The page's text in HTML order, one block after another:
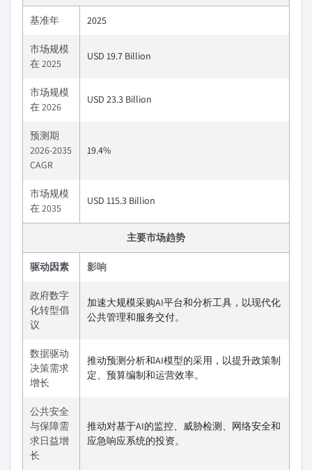
基准年 2025
市场规模
在 2025
USD 19.7 Billion
市场规模
在 2026
USD 23.3 Billion
预测期
2026-2035
CAGR
19.4%
市场规模
在 2035
USD 115.3 Billion
主要市场趋势
驱动因素 影响
政府数字
化转型倡
议
加速大规模采购AI平台和分析工具，以现代化
公共管理和服务交付。
数据驱动
决策需求
增长
推动预测分析和AI模型的采用，以提升政策制
定、预算编制和运营效率。
公共安全
与保障需
求日益增
长
推动对基于AI的监控、威胁检测、网络安全和
应急响应系统的投资。